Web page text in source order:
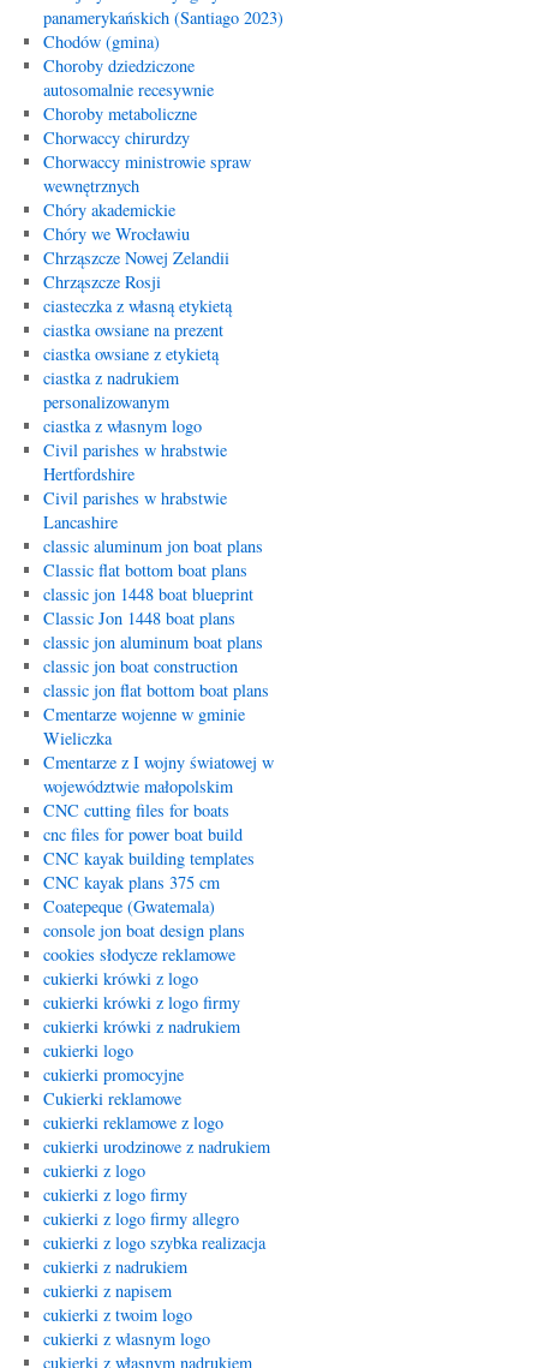
panamerykańskich (Santiago 2023)
Chodów (gmina)
Choroby dziedziczone
autosomalnie recesywnie
Choroby metaboliczne
Chorwaccy chirurdzy
Chorwaccy ministrowie spraw
wewnętrznych
Chóry akademickie
Chóry we Wrocławiu
Chrząszcze Nowej Zelandii
Chrząszcze Rosji
ciasteczka z własną etykietą
ciastka owsiane na prezent
ciastka owsiane z etykietą
ciastka z nadrukiem
personalizowanym
ciastka z własnym logo
Civil parishes w hrabstwie
Hertfordshire
Civil parishes w hrabstwie
Lancashire
classic aluminum jon boat plans
Classic flat bottom boat plans
classic jon 1448 boat blueprint
Classic Jon 1448 boat plans
classic jon aluminum boat plans
classic jon boat construction
classic jon flat bottom boat plans
Cmentarze wojenne w gminie
Wieliczka
Cmentarze z I wojny światowej w
województwie małopolskim
CNC cutting files for boats
cnc files for power boat build
CNC kayak building templates
CNC kayak plans 375 cm
Coatepeque (Gwatemala)
console jon boat design plans
cookies słodycze reklamowe
cukierki krówki z logo
cukierki krówki z logo firmy
cukierki krówki z nadrukiem
cukierki logo
cukierki promocyjne
Cukierki reklamowe
cukierki reklamowe z logo
cukierki urodzinowe z nadrukiem
cukierki z logo
cukierki z logo firmy
cukierki z logo firmy allegro
cukierki z logo szybka realizacja
cukierki z nadrukiem
cukierki z napisem
cukierki z twoim logo
cukierki z wlasnym logo
cukierki z własnym nadrukiem